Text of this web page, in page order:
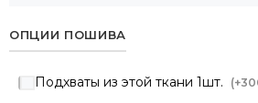
ОПЦИИ ПОШИВА
Подхваты из этой ткани 1шт. (+